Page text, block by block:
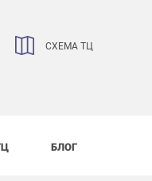
СХЕМА ТЦ
БЛОГ